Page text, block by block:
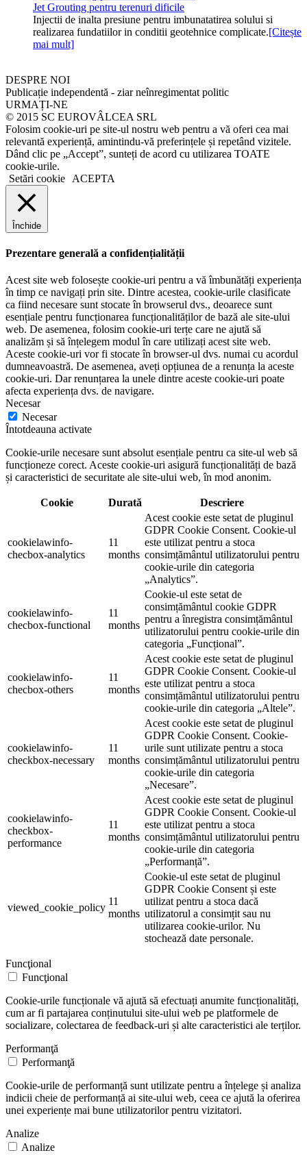
Jet Grouting pentru terenuri dificile
Injectii de inalta presiune pentru imbunatatirea solului si
realizarea fundatiilor in conditii geotehnice complicate.[Citește
mai mult]
DESPRE NOI
Publicație independentă - ziar neînregimentat politic
URMAȚI-NE
© 2015 SC EUROVÂLCEA SRL
Folosim cookie-uri pe site-ul nostru web pentru a vă oferi cea mai
relevantă experiență, amintindu-vă preferințele și repetând vizitele.
Dând clic pe „Accept”, sunteți de acord cu utilizarea TOATE
cookie-urile.
Setări cookie
ACEPTA
Închide
Prezentare generală a confidențialității
Acest site web folosește cookie-uri pentru a vă îmbunătăți experiența
în timp ce navigați prin site. Dintre acestea, cookie-urile clasificate
ca fiind necesare sunt stocate în browserul dvs., deoarece sunt
esențiale pentru funcționarea funcționalităților de bază ale site-ului
web. De asemenea, folosim cookie-uri terțe care ne ajută să
analizăm și să înțelegem modul în care utilizați acest site web.
Aceste cookie-uri vor fi stocate în browser-ul dvs. numai cu acordul
dumneavoastră. De asemenea, aveți opțiunea de a renunța la aceste
cookie-uri. Dar renunțarea la unele dintre aceste cookie-uri poate
afecta experiența dvs. de navigare.
Necesar
Necesar
Întotdeauna activate
Cookie-urile necesare sunt absolut esențiale pentru ca site-ul web să
funcționeze corect. Aceste cookie-uri asigură funcționalități de bază
și caracteristici de securitate ale site-ului web, în mod anonim.
Cookie Durată Descriere
cookielawinfo-
checbox-analytics
11
months
Acest cookie este setat de pluginul
GDPR Cookie Consent. Cookie-ul
este utilizat pentru a stoca
consimțământul utilizatorului pentru
cookie-urile din categoria
„Analytics”.
cookielawinfo-
checbox-functional
11
months
Cookie-ul este setat de
consimțământul cookie GDPR
pentru a înregistra consimțământul
utilizatorului pentru cookie-urile din
categoria „Funcțional”.
cookielawinfo-
checbox-others
11
months
Acest cookie este setat de pluginul
GDPR Cookie Consent. Cookie-ul
este utilizat pentru a stoca
consimțământul utilizatorului pentru
cookie-urile din categoria „Altele”.
cookielawinfo-
checkbox-necessary
11
months
Acest cookie este setat de pluginul
GDPR Cookie Consent. Cookie-
urile sunt utilizate pentru a stoca
consimțământul utilizatorului pentru
cookie-urile din categoria
„Necesare”.
cookielawinfo-
checkbox-
performance
11
months
Acest cookie este setat de pluginul
GDPR Cookie Consent. Cookie-ul
este utilizat pentru a stoca
consimțământul utilizatorului pentru
cookie-urile din categoria
„Performanță”.
viewed_cookie_policy
11
months
Cookie-ul este setat de pluginul
GDPR Cookie Consent și este
utilizat pentru a stoca dacă
utilizatorul a consimțit sau nu
utilizarea cookie-urilor. Nu
stochează date personale.
Funcţional
Funcţional
Cookie-urile funcționale vă ajută să efectuați anumite funcționalități,
cum ar fi partajarea conținutului site-ului web pe platformele de
socializare, colectarea de feedback-uri și alte caracteristici ale terților.
Performanţă
Performanţă
Cookie-urile de performanță sunt utilizate pentru a înțelege și analiza
indicii cheie de performanță ai site-ului web, ceea ce ajută la oferirea
unei experiențe mai bune utilizatorilor pentru vizitatori.
Analize
Analize